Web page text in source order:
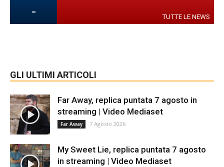
- TUTTE LE NEWS
GLI ULTIMI ARTICOLI
Far Away, replica puntata 7 agosto in
streaming | Video Mediaset
Far Away 7 Agosto 2026
My Sweet Lie, replica puntata 7 agosto
in streaming | Video Mediaset